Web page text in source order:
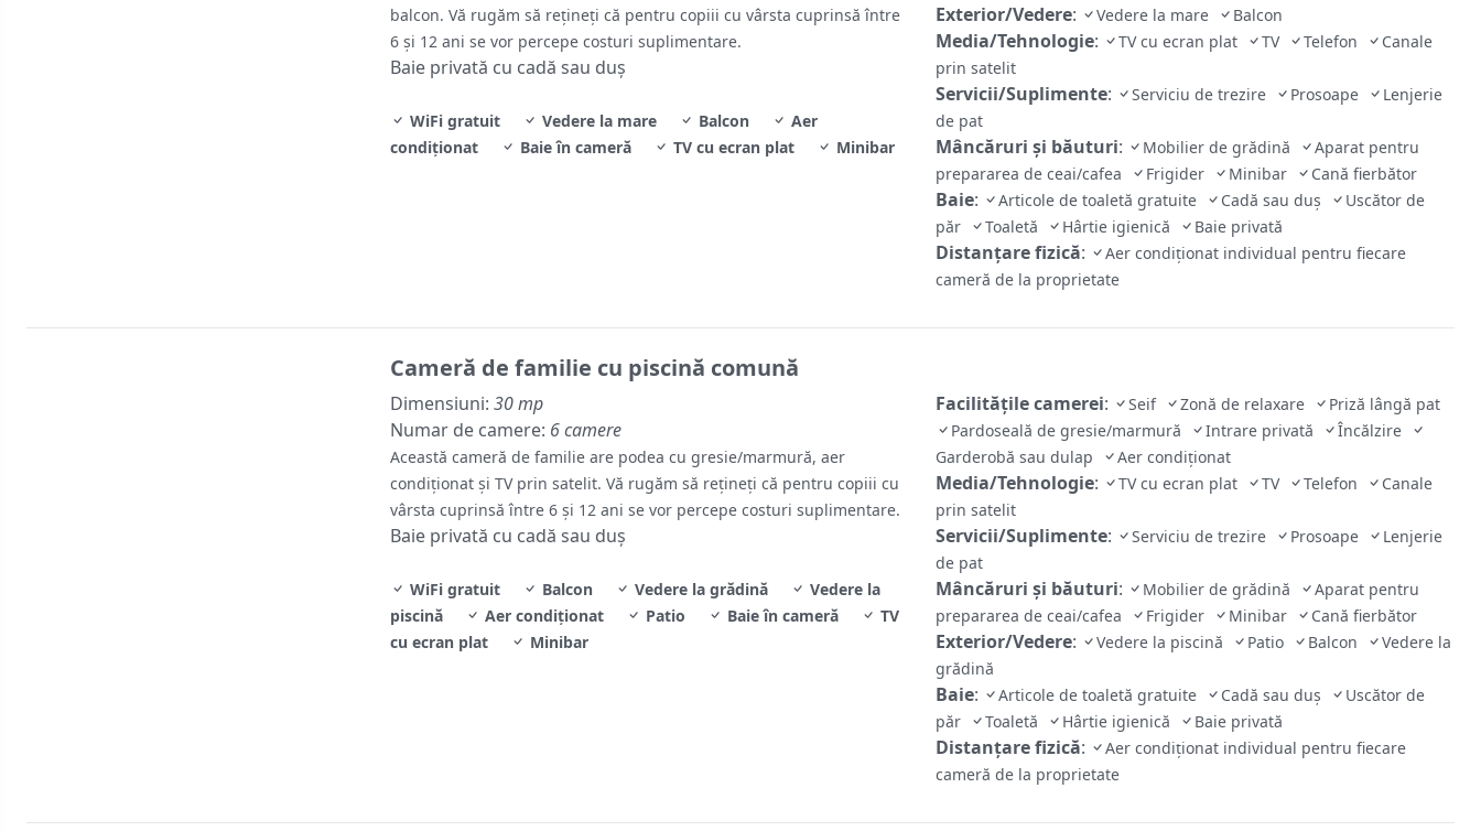
balcon. Vă rugăm să reţineţi că pentru copiii cu vârsta cuprinsă între
6 și 12 ani se vor percepe costuri suplimentare.
Baie privată cu cadă sau duș
WiFi gratuit Vedere la mare Balcon
Aer
condiţionat
Baie în cameră TV cu ecran plat Minibar
Exterior/Vedere: Vedere la mare Balcon
Media/Tehnologie: TV cu ecran plat TV Telefon
Canale
prin satelit
Servicii/Suplimente: Serviciu de trezire Prosoape
Lenjerie
de pat
Mâncăruri și băuturi: Mobilier de grădină
Aparat pentru
prepararea de ceai/cafea
Frigider Minibar Cană fierbător
Baie: Articole de toaletă gratuite Cadă sau duş
Uscător de
păr
Toaletă Hârtie igienică Baie privată
Distanțare fizică:
Aer condiționat individual pentru fiecare
cameră de la proprietate
Cameră de familie cu piscină comună
Dimensiuni: 30 mp
Numar de camere: 6 camere
Această cameră de familie are podea cu gresie/marmură, aer
condiţionat şi TV prin satelit. Vă rugăm să reţineţi că pentru copiii cu
vârsta cuprinsă între 6 și 12 ani se vor percepe costuri suplimentare.
Baie privată cu cadă sau duș
WiFi gratuit Balcon Vedere la grădină
Vedere la
piscină
Aer condiţionat Patio Baie în cameră
TV
cu ecran plat
Minibar
Facilităţile camerei: Seif Zonă de relaxare
Priză lângă pat
Pardoseală de gresie/marmură
Intrare privată
Încălzire
Garderobă sau dulap
Aer condiţionat
Media/Tehnologie: TV cu ecran plat TV Telefon
Canale
prin satelit
Servicii/Suplimente: Serviciu de trezire Prosoape
Lenjerie
de pat
Mâncăruri și băuturi: Mobilier de grădină
Aparat pentru
prepararea de ceai/cafea
Frigider Minibar Cană fierbător
Exterior/Vedere: Vedere la piscină Patio Balcon
Vedere la
grădină
Baie: Articole de toaletă gratuite Cadă sau duş
Uscător de
păr
Toaletă Hârtie igienică Baie privată
Distanțare fizică:
Aer condiționat individual pentru fiecare
cameră de la proprietate